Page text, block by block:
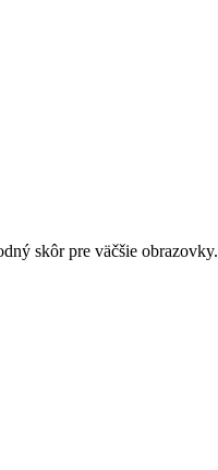
skôr pre väčšie obrazovky.